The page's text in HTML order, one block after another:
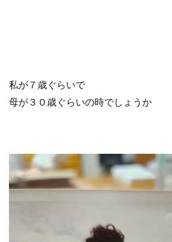
私が７歳ぐらいで
母が３０歳ぐらいの時でしょうか